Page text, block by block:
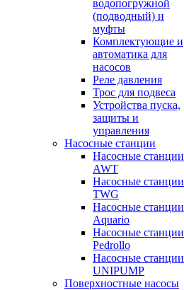
водопогружной
(подводный) и
муфты
Комплектующие и
автоматика для
насосов
Реле давления
Трос для подвеса
Устройства пуска,
защиты и
управления
Насосные станции
Насосные станции
AWT
Насосные станции
TWG
Насосные станции
Aquario
Насосные станции
Pedrollo
Насосные станции
UNIPUMP
Поверхностные насосы